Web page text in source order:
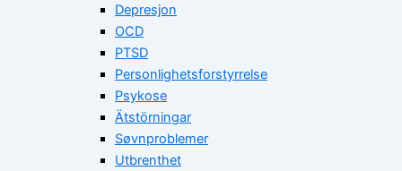
Depresjon
OCD
PTSD
Personlighetsforstyrrelse
Psykose
Ätstörningar
Søvnproblemer
Utbrenthet